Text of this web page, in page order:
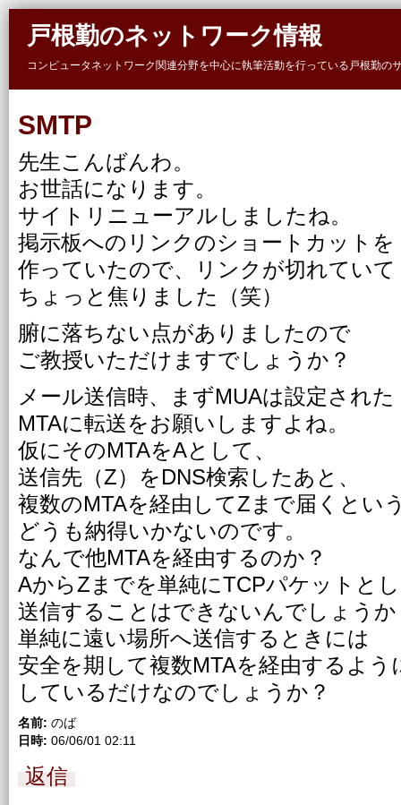
戸根勤のネットワーク情報
コンピュータネットワーク関連分野を中心に執筆活動を行っている戸根勤
SMTP
先生こんばんわ。
お世話になります。
サイトリニューアルしましたね。
掲示板へのリンクのショートカットを
作っていたので、リンクが切れていて
ちょっと焦りました（笑）
腑に落ちない点がありましたので
ご教授いただけますでしょうか？
メール送信時、まずMUAは設定された
MTAに転送をお願いしますよね。
仮にそのMTAをAとして、
送信先（Z）をDNS検索したあと、
複数のMTAを経由してZまで届くとい
どうも納得いかないのです。
なんで他MTAを経由するのか？
AからZまでを単純にTCPパケットと
送信することはできないんでしょうか
単純に遠い場所へ送信するときには
安全を期して複数MTAを経由するよう
しているだけなのでしょうか？
名前: のば
日時: 06/06/01 02:11
返信